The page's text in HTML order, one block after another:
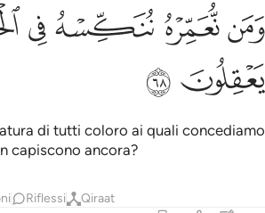
ومن نعمره ننكسه في الخلق افلا يعقلون ٦٨
وَمَن نُّعَمِّرْهُ نُنَكِّسْهُ فِى ٱلْخَلْقِ ۖ أَفَلَا يَعْقِلُونَ ٦٨
ﲱﲲ ﲳﲴ
ﲸ ﲹ
di tutti coloro ai quali concediamo
capiscono ancora?
Riflessi Qiraat